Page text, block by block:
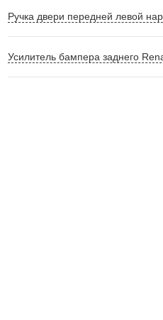
Ручка двери передней левой
Усилитель бампера заднего